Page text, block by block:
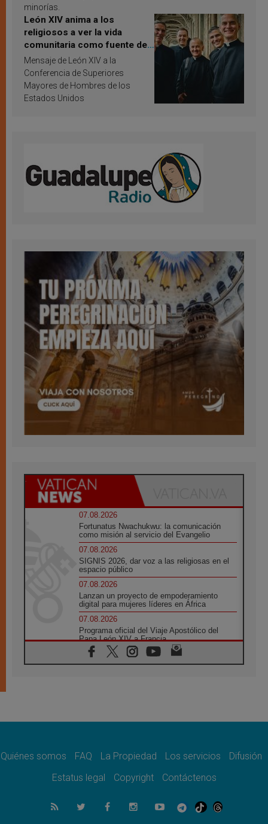
minorías.
León XIV anima a los
religiosos a ver la vida
comunitaria como fuente de
inspiración y santificación
Mensaje de León XIV a la
Conferencia de Superiores
Mayores de Hombres de los
Estados Unidos
07.08.2026
Fortunatus Nwachukwu: la comunicación
como misión al servicio del Evangelio
07.08.2026
SIGNIS 2026, dar voz a las religiosas en el
espacio público
07.08.2026
Lanzan un proyecto de empoderamiento
digital para mujeres líderes en África
07.08.2026
Programa oficial del Viaje Apostólico del
Papa León XIV a Francia
07.08.2026
Obispos de Ecuador: El bien de las familias
06.08.2026
06.08.2026
minuto
El agradecimiento de los jóvenes al Papa:
«Hoy nos sentimos Iglesia»
Quiénes somos FAQ La Propiedad Los servicios
Difusión
Estatus legal
Copyright Contáctenos